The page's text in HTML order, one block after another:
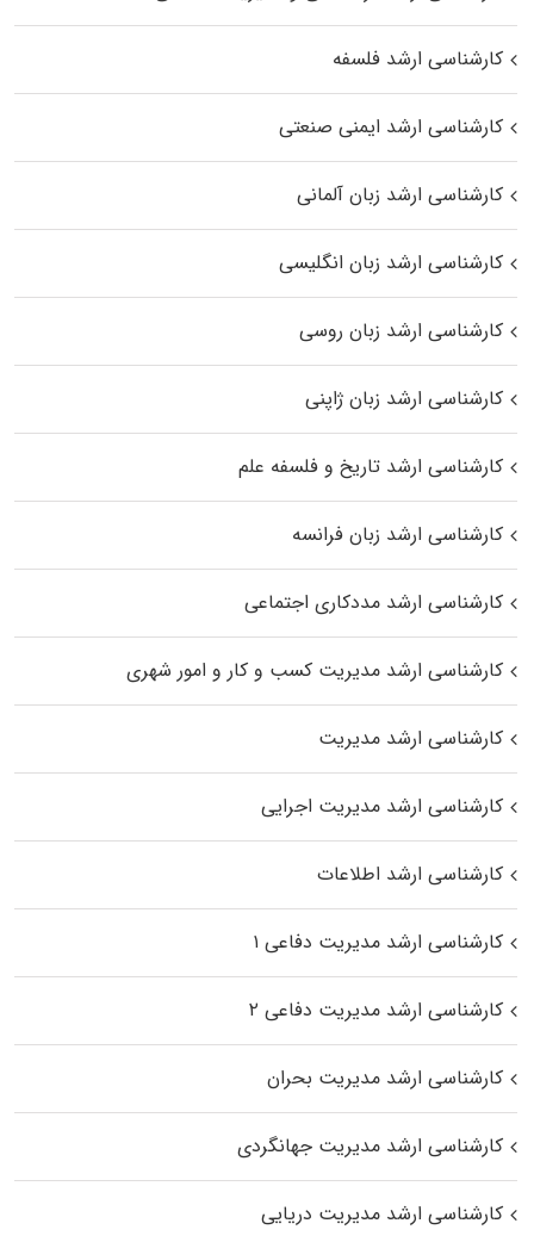
کارشناسی ارشد فلسفه
کارشناسی ارشد ایمنی صنعتی
کارشناسی ارشد زبان آلمانی
کارشناسی ارشد زبان انگلیسی
کارشناسی ارشد زبان روسی
کارشناسی ارشد زبان ژاپنی
کارشناسی ارشد تاریخ و فلسفه علم
کارشناسی ارشد زبان فرانسه
کارشناسی ارشد مددکاری اجتماعی
کارشناسی ارشد مدیریت کسب و کار و امور شهری
کارشناسی ارشد مدیریت
کارشناسی ارشد مدیریت اجرایی
کارشناسی ارشد اطلاعات
کارشناسی ارشد مدیریت دفاعی ۱
کارشناسی ارشد مدیریت دفاعی ۲
کارشناسی ارشد مدیریت بحران
کارشناسی ارشد مدیریت جهانگردی
کارشناسی ارشد مدیریت دریایی